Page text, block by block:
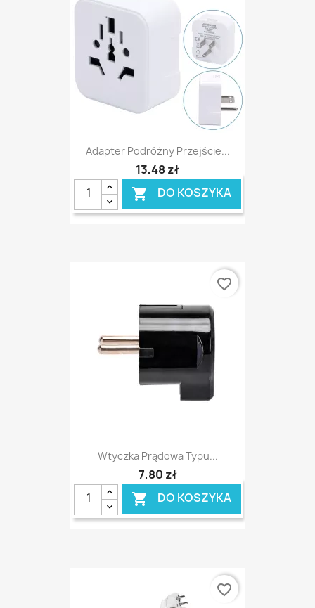
Adapter Podróżny Przejście...
13,48 zł
 DO KOSZYKA
Wtyczka Prądowa Typu...
7,80 zł
 DO KOSZYKA
favorite_border
favorite_border